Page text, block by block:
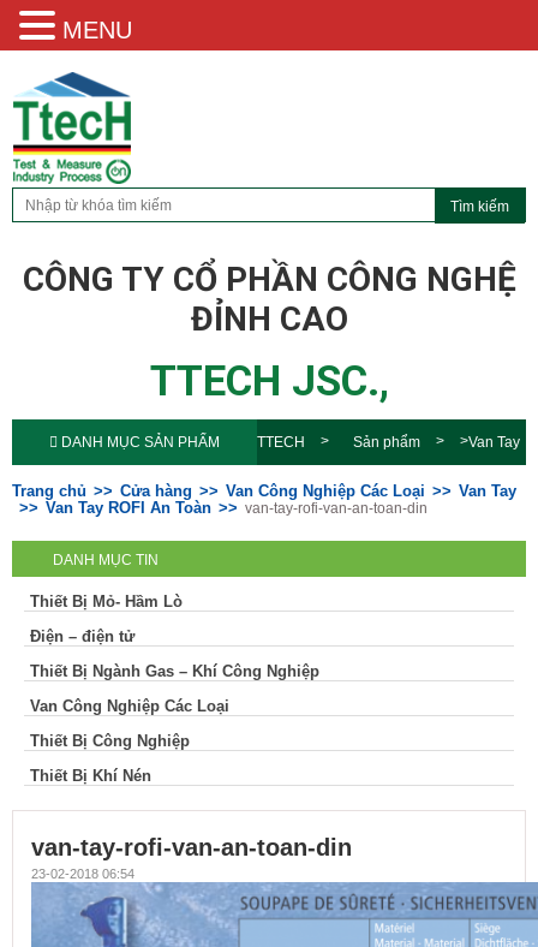
CÔNG TY CỔ PHẦN CÔNG NGHỆ
ĐỈNH CAO
TTECH JSC.,
DANH MỤC SẢN PHẨM TTECH Sản phẩm Van Tay
ROFI An Toàn van-tay-rofi-van-an-
Trang chủ Cửa hàng Van Công Nghiệp Các Loại
Van Tay
Van Tay ROFI An Toàn
van-tay-rofi-van-an-toan-din
DANH MỤC TIN
Thiết Bị Mỏ- Hầm Lò
Điện – điện tử
Thiết Bị Ngành Gas – Khí Công Nghiệp
Van Công Nghiệp Các Loại
Thiết Bị Công Nghiệp
Thiết Bị Khí Nén
van-tay-rofi-van-an-toan-din
23-02-2018 06:54
MENU